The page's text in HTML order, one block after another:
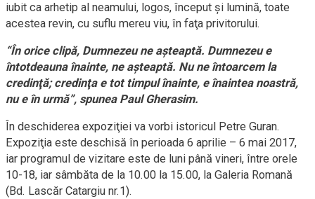
iubit ca arhetip al neamului, logos, început şi lumină, toate
acestea revin, cu suflu mereu viu, în faţa privitorului.
“În orice clipă, Dumnezeu ne aşteaptă. Dumnezeu e
întotdeauna înainte, ne aşteaptă. Nu ne întoarcem la
credinţă; credinţa e tot timpul înainte, e înaintea noastră,
nu e în urmă”, spunea Paul Gherasim.
În deschiderea expoziţiei va vorbi istoricul Petre Guran.
Expoziţia este deschisă în perioada 6 aprilie – 6 mai 2017,
iar programul de vizitare este de luni până vineri, între orele
10-18, iar sâmbăta de la 10.00 la 15.00, la Galeria Romană
(Bd. Lascăr Catargiu nr.1).